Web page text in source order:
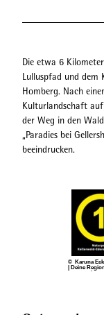
Die etwa 6
Lulluspfad und dem
Homberg. Nach
Kulturlandschaft
der Weg in den
„Paradies bei
beeindrucken.
© Karuna
| Deine
t, gesund.